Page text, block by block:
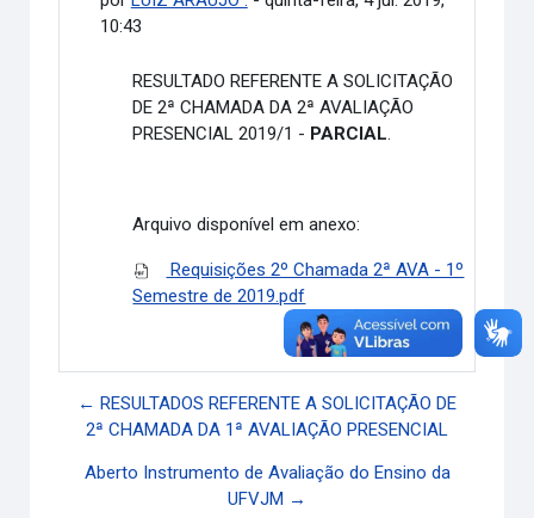
10:43
RESULTADO REFERENTE A SOLICITAÇÃO
DE 2ª CHAMADA DA 2ª AVALIAÇÃO
PRESENCIAL 2019/1 - PARCIAL
Arquivo disponível em anexo:
Requisições 2º Chamada 2ª AVA - 1º
Semestre de 2019.pdf
Link direto
← RESULTADOS REFERENTE A SOLICITAÇÃO DE
2ª CHAMADA DA 1ª AVALIAÇÃO PRESENCIAL
Aberto Instrumento de Avaliação do Ensino da
UFVJM →